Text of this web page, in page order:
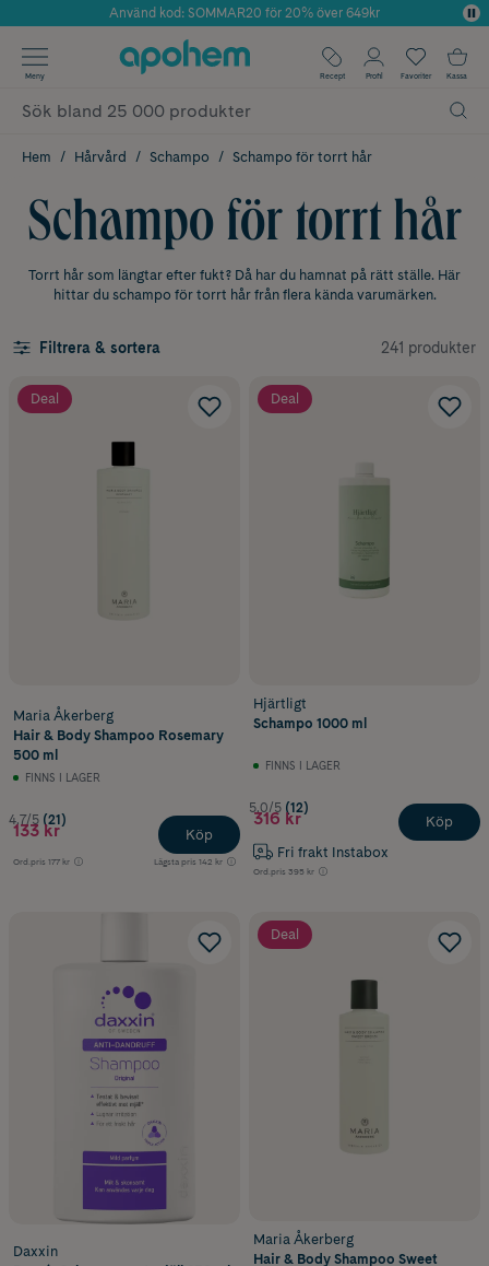
Årets Butik 2025 inom Skönhet
Använd kod: SOMMAR20 för 20% över 649kr
✓ Fri frakt
✓ Poäng på alla köp*
Meny Recept Profil Favoriter Kassa
Hem Hårvård Schampo Schampo för torrt hår
Schampo för torrt hår
Torrt hår som längtar efter fukt? Då har du hamnat på rätt ställe. Här
hittar du schampo för torrt hår från flera kända varumärken.
Filtrera & sortera 241 produkter
Deal
Maria Åkerberg
Hair & Body Shampoo Rosemary
500 ml
FINNS I LAGER
4.7/5 (21)
133 kr
Ord.pris 177 kr Lägsta pris 142 kr
Köp
Deal
Hjärtligt
Schampo 1000 ml
FINNS I LAGER
5.0/5 (12)
316 kr
Fri frakt Instabox
Ord.pris 395 kr
Köp
Daxxin
Deal
Maria Åkerberg
Hair & Body Shampoo Sweet